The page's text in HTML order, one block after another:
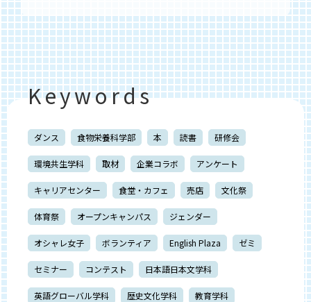
Keywords
ダンス 食物栄養科学部 本 読書 研修会
環境共生学科 取材 企業コラボ アンケート
キャリアセンター 食堂・カフェ 売店 文化祭
体育祭 オープンキャンパス ジェンダー
オシャレ女子 ボランティア English Plaza ゼミ
セミナー コンテスト 日本語日本文学科
英語グローバル学科 歴史文化学科 教育学科